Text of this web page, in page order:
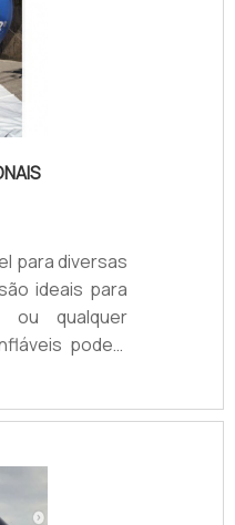
para diversas
ideais para
ou qualquer
podem
muito
modelos
Eles
conjunto com
ou